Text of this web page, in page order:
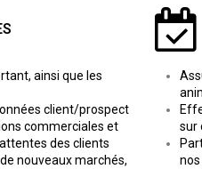
ainsi que les
client/prospect
commerciales et
des clients
nouveaux marchés,
sur